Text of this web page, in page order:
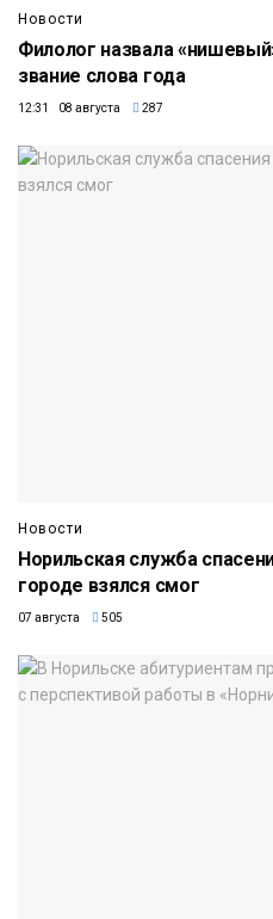
Новости
Филолог назвала
звание слова года
12:31 08 августа 287
Новости
Норильская служба
городе взялся смог
07 августа 505